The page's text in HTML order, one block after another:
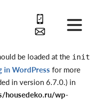
was called
domain was triggered
be loaded at the init
in WordPress for more
in version 6.7.0.) in
housedeko.ru/wp-